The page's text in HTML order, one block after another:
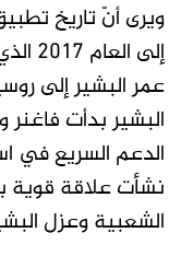
ويرى أنّ تاريخ
إلى
عمر البشير إلى
البشير بدأت
الدعم السريع في
نشأت علاقة قوية
الشعبية وعزل